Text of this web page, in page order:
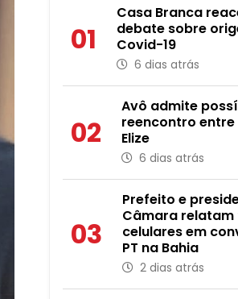
01
Casa Branca
debate sobre
Covid-19
6 dias atrás
02
Avô admite
reencontro entre
Elize
6 dias atrás
03
Prefeito e
Câmara
celulares em
PT na Bahia
2 dias atrás